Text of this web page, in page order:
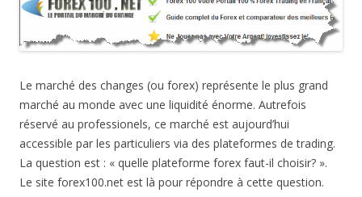
Le marché des changes (ou forex) représente le plus grand
marché au monde avec une liquidité énorme. Autrefois
réservé au professionels, ce marché est aujourd’hui
accessible par les particuliers via des plateformes de trading.
La question est : « quelle plateforme forex faut-il choisir? ».
Le site forex100.net est là pour répondre à cette question.